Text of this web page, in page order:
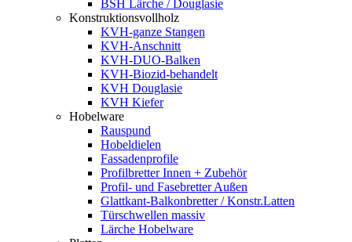
BSH Lärche / Douglasie
Konstruktionsvollholz
KVH-ganze Stangen
KVH-Anschnitt
KVH-DUO-Balken
KVH-Biozid-behandelt
KVH Douglasie
KVH Kiefer
Hobelware
Rauspund
Hobeldielen
Fassadenprofile
Profilbretter Innen + Zubehör
Profil- und Fasebretter Außen
Glattkant-Balkonbretter / Konstr.Latten
Türschwellen massiv
Lärche Hobelware